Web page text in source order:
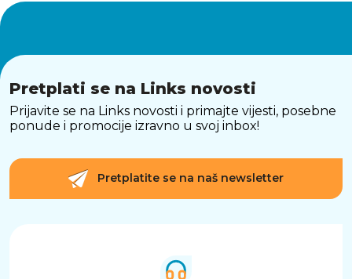
Pretplati se na Links novosti
Prijavite se na Links novosti i primajte vijesti, posebne
ponude i promocije izravno u svoj inbox!
Pretplatite se na naš newsletter